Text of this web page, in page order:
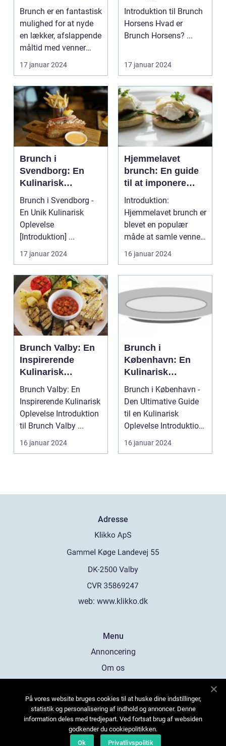
away
Brunch er en fantastisk
mulighed for at nyde
en lækker, afslappende
måltid med venner
eller familie....
17 januar 2024
Morgenmad i Byen
Introduktion til Brunch
Horsens Hvad er
Brunch Horsens? ...
17 januar 2024
Brunch i
Svendborg: En
Kulinarisk
Oplevelse for
Eventyrrejsende
og Backpackere
Brunch i Svendborg -
En Unik Kulinarisk
Oplevelse
[Introduktion] ...
17 januar 2024
Hjemmelavet
brunch: En guide
til at imponere
dine
eventyrrejsende
og backpacker-
venner med en
historisk inspireret
måltid
Introduktion:
Hjemmelavet brunch er
blevet en populær
måde at samle venner
og familie til en
afslapp...
16 januar 2024
Brunch Valby: En
Inspirerende
Kulinarisk
Oplevelse for
Eventyrrejsende
og Backpackere
Brunch Valby: En
Inspirerende Kulinarisk
Oplevelse Introduktion
til Brunch Valby ...
16 januar 2024
Brunch i
København: En
Kulinarisk
Oplevelse for
Eventyrrejsende
og Backpackere
Brunch i København -
Den Ultimative Guide
til en Kulinarisk
Oplevelse Introduktion
til Brunch i Kø...
16 januar 2024
Adresse
web: www.klikko.dk
Menu
Annoncering
Om os
Kontakt os
Sitemap
På vores website bruges cookies til at huske dine indstillinger,
statistik og personalisering af indhold og annoncer. Denne
information deles med tredjepart. Ved fortsat brug af websiden
godkender du cookiepolitikken.
Ok
Privatlivspolitik